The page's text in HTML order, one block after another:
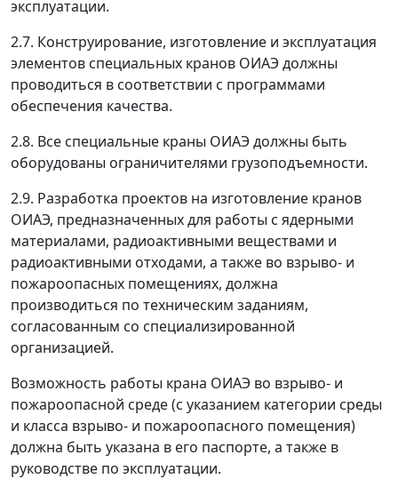
эксплуатации.
2.7. Конструирование, изготовление и эксплуатация
элементов специальных кранов ОИАЭ должны
проводиться в соответствии с программами
обеспечения качества.
2.8. Все специальные краны ОИАЭ должны быть
оборудованы ограничителями грузоподъемности.
2.9. Разработка проектов на изготовление кранов
ОИАЭ, предназначенных для работы с ядерными
материалами, радиоактивными веществами и
радиоактивными отходами, а также во взрыво- и
пожароопасных помещениях, должна
производиться по техническим заданиям,
согласованным со специализированной
организацией.
Возможность работы крана ОИАЭ во взрыво- и
пожароопасной среде (с указанием категории среды
и класса взрыво- и пожароопасного помещения)
должна быть указана в его паспорте, а также в
руководстве по эксплуатации.